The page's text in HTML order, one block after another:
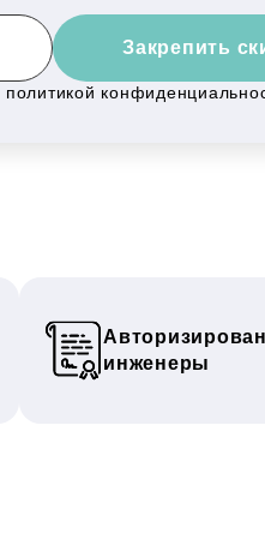
Закрепить
политикой
инженеры